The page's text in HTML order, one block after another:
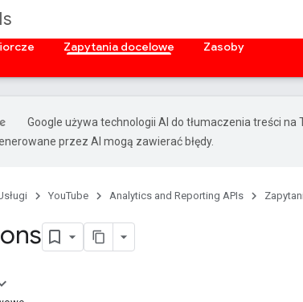
Zapytania docelowe Zasoby
Google używa technologii AI do tłumaczenia treści na
przez AI mogą zawierać błędy.
YouTube Analytics and Reporting APIs